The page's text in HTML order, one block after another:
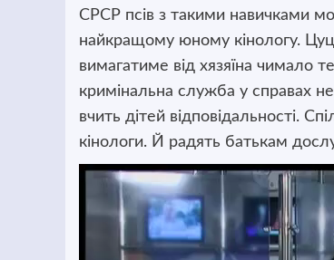
СРСР псів з такими навичками
найкращому юному кінологу.
вимагатиме від хязяїна чимало
кримінальна служба у справах
вчить дітей відповідальності.
кінологи. Й радять батькам
Відеопрогравач